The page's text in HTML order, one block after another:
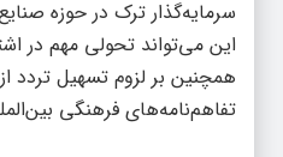
سرمایه‌گذار ترک در حوزه
این می‌تواند تحولی مهم در
همچنین بر لزوم تسهیل تردد
تفاهم‌نامه‌های فرهنگی